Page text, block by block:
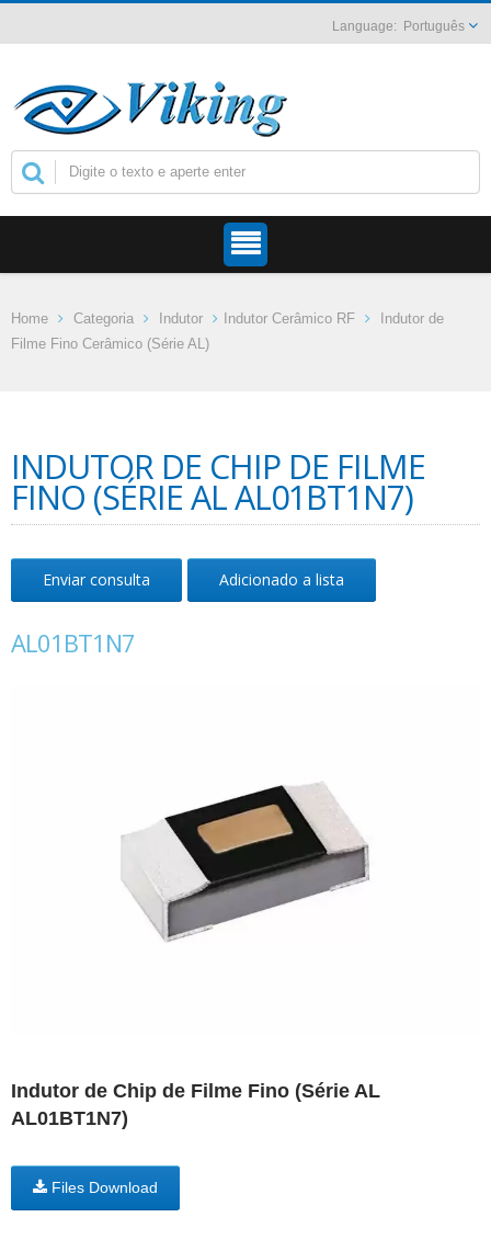
Português
Home Categoria Indutor Indutor Cerâmico RF
Indutor de
Filme Fino Cerâmico (Série AL)
INDUTOR DE CHIP DE FILME
FINO (SÉRIE AL AL01BT1N7)
Enviar consulta Adicionado a lista
AL01BT1N7
Indutor de Chip de Filme Fino (Série AL
AL01BT1N7)
Files Download